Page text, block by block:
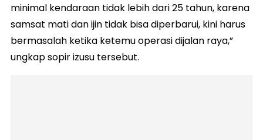
minimal kendaraan tidak lebih dari 25 tahun, karena
samsat mati dan ijin tidak bisa diperbarui, kini harus
bermasalah ketika ketemu operasi dijalan raya,”
ungkap sopir izusu tersebut.